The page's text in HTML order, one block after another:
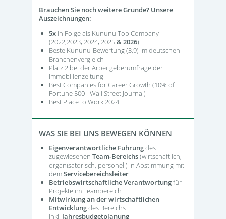
Brauchen Sie noch weitere Gründe? Unsere
Auszeichnungen:
5x in Folge als Kununu Top Company
(2022,2023, 2024, 2025& 2026)
Beste Kununu-Bewertung (3,9) im deutschen
Branchenvergleich
Platz 2 bei der Arbeitgeberumfrage der
Immobilienzeitung
Best Companies for Career Growth (10% of
Fortune 500 - Wall Street Journal)
Best Place to Work 2024
WAS SIE BEI UNS BEWEGEN KÖNNEN
Eigenverantwortliche Führungdes
zugewiesenen Team-Bereichs(wirtschaftlich,
organisatorisch, personell) in Abstimmung mit
demServicebereichsleiter
Betriebswirtschaftliche Verantwortungfür
Projekte im Teambereich
Mitwirkung an der wirtschaftlichen
Entwicklungdes Bereichs
inkl. Jahresbudgetplanung